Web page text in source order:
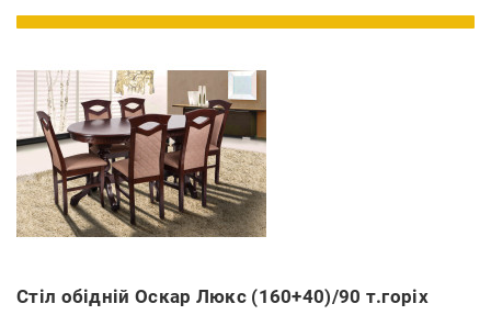
Стіл обідній Оскар Люкс (160+40)/90 т.горіх